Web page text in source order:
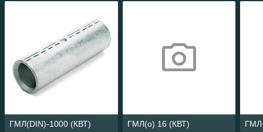
ГМЛ(DIN)-1000 (КВТ) ГМЛ(о) 16 (КВТ)